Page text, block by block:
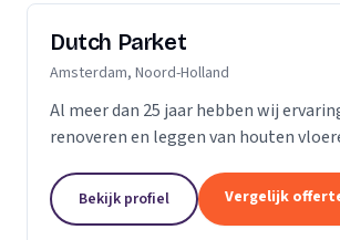
Dutch Parket
Amsterdam, Noord-Holland
Al meer dan 25 jaar hebben wij
renoveren en leggen van houten
jaren leveren. Of het gaat om een
een...
Bekijk profiel Vergelijk